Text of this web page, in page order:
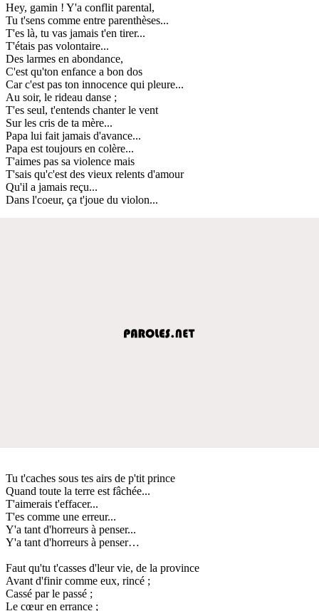
Hey, gamin ! Y'a conflit parental,
Tu t'sens comme entre parenthèses...
T'es là, tu vas jamais t'en tirer...
T'étais pas volontaire...
Des larmes en abondance,
C'est qu'ton enfance a bon dos
Car c'est pas ton innocence qui pleure...
Au soir, le rideau danse ;
T'es seul, t'entends chanter le vent
Sur les cris de ta mère...
Papa lui fait jamais d'avance...
Papa est toujours en colère...
T'aimes pas sa violence mais
T'sais qu'c'est des vieux relents d'amour
Qu'il a jamais reçu...
Dans l'coeur, ça t'joue du violon...
Tu t'caches sous tes airs de p'tit prince
Quand toute la terre est fâchée...
T'aimerais t'effacer...
T'es comme une erreur...
Y'a tant d'horreurs à penser...
Y'a tant d'horreurs à penser…
Faut qu'tu t'casses d'leur vie, de la province
Avant d'finir comme eux, rincé ;
Cassé par le passé ;
Le cœur en errance ;